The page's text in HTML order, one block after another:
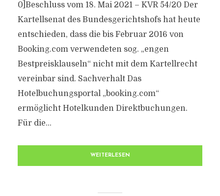
0]Beschluss vom 18. Mai 2021 – KVR 54/20 Der
Kartellsenat des Bundesgerichtshofs hat heute
entschieden, dass die bis Februar 2016 von
Booking.com verwendeten sog. „engen
Bestpreisklauseln“ nicht mit dem Kartellrecht
vereinbar sind. Sachverhalt Das
Hotelbuchungsportal „booking.com“
ermöglicht Hotelkunden Direktbuchungen.
Für die...
WEITERLESEN